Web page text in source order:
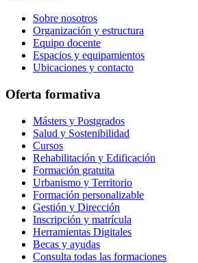
Sobre nosotros
Organización y estructura
Equipo docente
Espacios y equipamientos
Ubicaciones y contacto
Oferta formativa
Másters y Postgrados
Salud y Sostenibilidad
Cursos
Rehabilitación y Edificación
Formación gratuita
Urbanismo y Territorio
Formación personalizable
Gestión y Dirección
Inscripción y matrícula
Herramientas Digitales
Becas y ayudas
Consulta todas las formaciones